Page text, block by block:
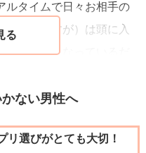
をすることになります
、脈なしと判断しても
ルタイムで日々お相手の
そうですが）は頭に入
るから遅くなっているだ
んでくださいね。応援
ない男性へ
リ選びがとても大切！